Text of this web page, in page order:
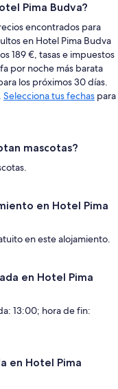
Pima Budva?
encontrados para
en Hotel Pima Budva
189 €, tasas e impuestos
por noche más barata
los próximos 30 días.
Selecciona tus fechas para
mascotas?
en Hotel Pima
en este alojamiento.
en Hotel Pima
13:00; hora de fin:
en Hotel Pima